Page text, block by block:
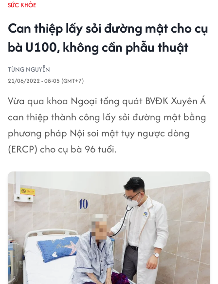
SỨC KHỎE
Can thiệp lấy sỏi đường mật cho cụ
bà U100, không cần phẫu thuật
TÙNG NGUYỄN
21/06/2022 - 08:05 (GMT+7)
Vừa qua khoa Ngoại tổng quát BVĐK Xuyên Á
can thiệp thành công lấy sỏi đường mật bằng
phương pháp Nội soi mật tụy ngược dòng
(ERCP) cho cụ bà 96 tuổi.